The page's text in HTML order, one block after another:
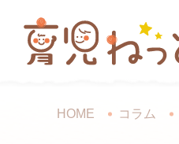
HOME コラム